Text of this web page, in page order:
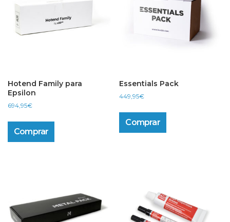
Hotend Family para
Epsilon
694,95€
Comprar
Essentials Pack
449,95€
Comprar